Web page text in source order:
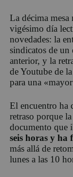
La décima mesa
vigésimo día
novedades: la
sindicatos de un
anterior, y la
de Youtube de
para una
El encuentro ha
retraso porque
documento que
seis horas y ha
más allá de
lunes a las 10